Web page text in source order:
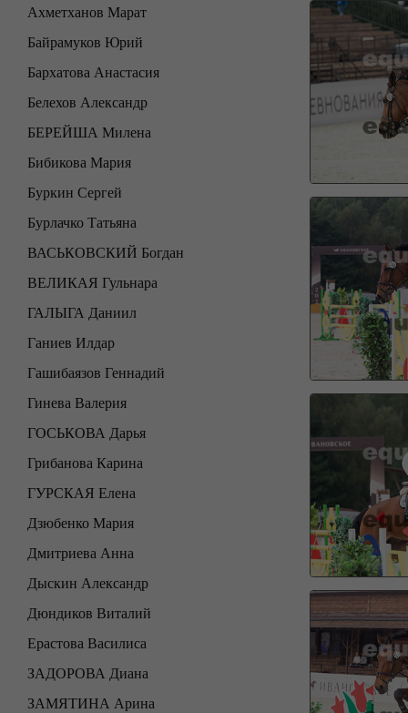
Ахметханов Марат
Байрамуков Юрий
Бархатова Анастасия
Белехов Александр
БЕРЕЙША Милена
Бибикова Мария
Буркин Сергей
Бурлачко Татьяна
ВАСЬКОВСКИЙ Богдан
ВЕЛИКАЯ Гульнара
ГАЛЫГА Даниил
Ганиев Илдар
Гашибаязов Геннадий
Гинева Валерия
ГОСЬКОВА Дарья
Грибанова Карина
ГУРСКАЯ Елена
Дзюбенко Мария
Дмитриева Анна
Дыскин Александр
Дюндиков Виталий
Ерастова Василиса
ЗАДОРОВА Диана
ЗАМЯТИНА Арина